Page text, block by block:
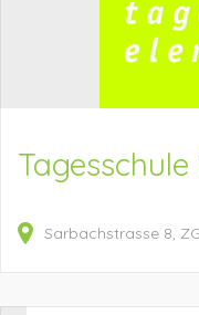
Sarbachstrasse 8 ZG